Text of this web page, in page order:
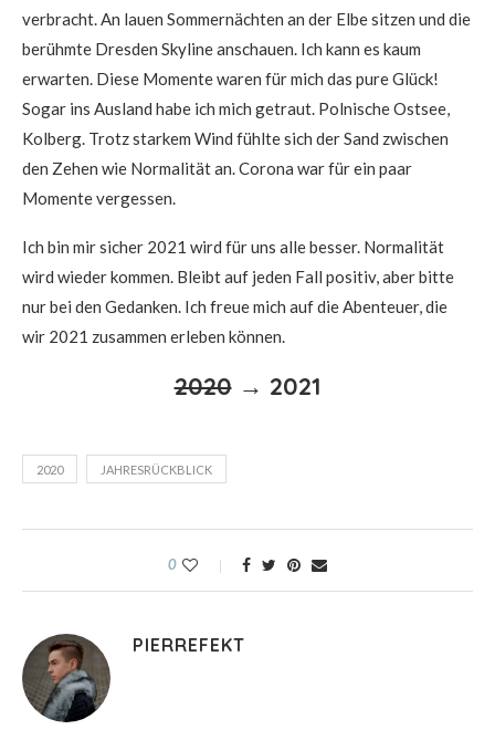
verbracht. An lauen Sommernächten an der Elbe sitzen und die
berühmte Dresden Skyline anschauen. Ich kann es kaum
erwarten. Diese Momente waren für mich das pure Glück!
Sogar ins Ausland habe ich mich getraut. Polnische Ostsee,
Kolberg. Trotz starkem Wind fühlte sich der Sand zwischen
den Zehen wie Normalität an. Corona war für ein paar
Momente vergessen.
Ich bin mir sicher 2021 wird für uns alle besser. Normalität
wird wieder kommen. Bleibt auf jeden Fall positiv, aber bitte
nur bei den Gedanken. Ich freue mich auf die Abenteuer, die
wir 2021 zusammen erleben können.
2020→ 2021
2020 JAHRESRÜCKBLICK
0
PIERREFEKT